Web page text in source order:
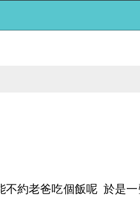
約老爸吃個飯呢 於是